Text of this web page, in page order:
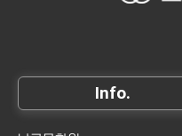
Info.